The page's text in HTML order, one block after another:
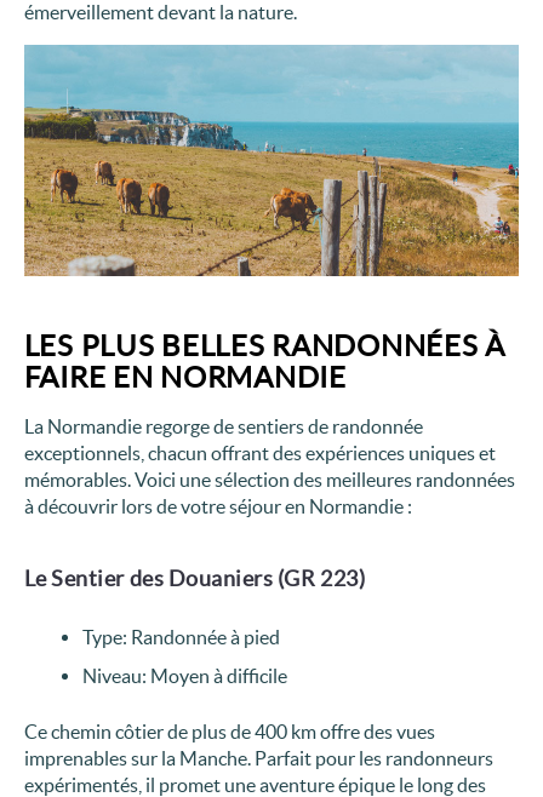
émerveillement devant la nature.
LES PLUS BELLES RANDONNÉES À
FAIRE EN NORMANDIE
La Normandie regorge de sentiers de randonnée
exceptionnels, chacun offrant des expériences uniques et
mémorables. Voici une sélection des meilleures randonnées
à découvrir lors de votre séjour en Normandie :
Le Sentier des Douaniers (GR 223)
Type: Randonnée à pied
Niveau: Moyen à difficile
Ce chemin côtier de plus de 400 km offre des vues
imprenables sur la Manche. Parfait pour les randonneurs
expérimentés, il promet une aventure épique le long des